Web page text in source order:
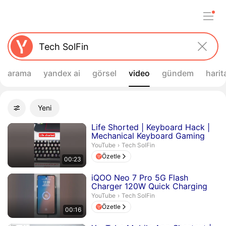
arama yandex ai görsel video gündem
FiltrelerYeni
Arama sonuçları
00:23
Life Shorted | Keyboard Hack |
Mechanical Keyboard Gaming
Süre 23 saniye
YouTube › Tech SolFin.
Tech SolFin
Özetle
00:16
iQOO Neo 7 Pro 5G Flash
Charger 120W Quick Charging
Süre 16 saniye
YouTube › Tech SolFin.
Tech SolFin
Özetle